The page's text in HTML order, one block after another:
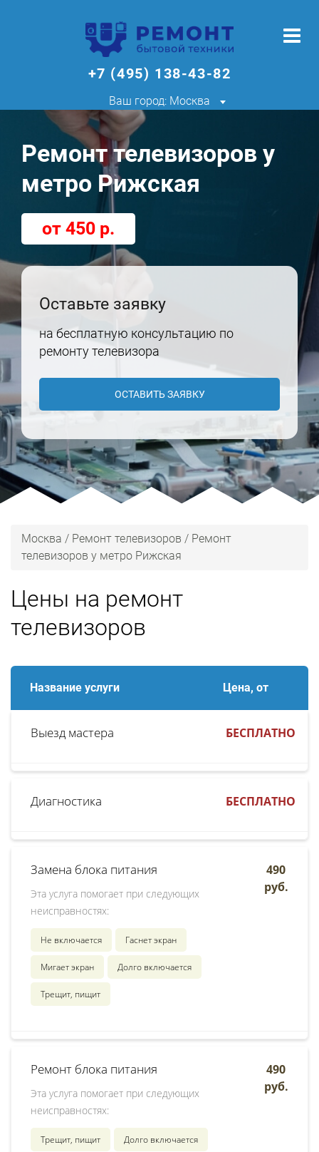
+7 (495) 138-43-82
Ваш город: Москва
Ремонт телевизоров у
метро Рижская
от 450 р.
Оставьте заявку
на бесплатную консультацию по
ремонту телевизора
ОСТАВИТЬ ЗАЯВКУ
Москва / Ремонт телевизоров / Ремонт
телевизоров у метро Рижская
Цены на ремонт
телевизоров
Название услуги Цена, от
Выезд мастера БЕСПЛАТНО
Диагностика БЕСПЛАТНО
Замена блока питания
Эта услуга помогает при следующих
неисправностях:
Не включается Гаснет экран
Мигает экран Долго включается
Трещит, пищит
490
руб.
Ремонт блока питания
Эта услуга помогает при следующих
неисправностях:
Трещит, пищит Долго включается
490
руб.